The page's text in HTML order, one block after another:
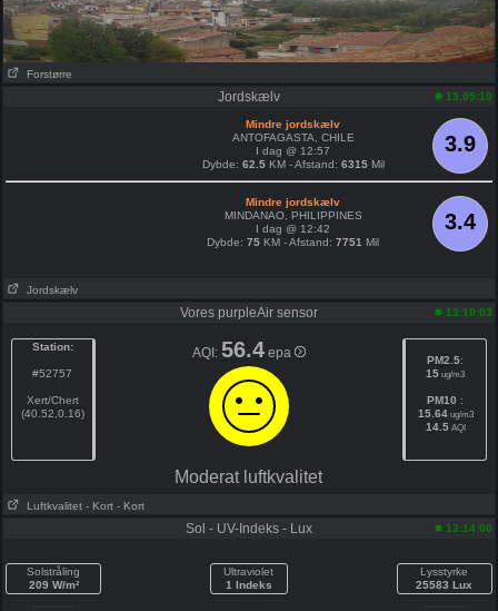
Forstørre
Jordskælv 13:05:10
3.9
Mindre jordskælv
ANTOFAGASTA, CHILE
I dag @ 12:57
Dybde: 62.5KM - Afstand: 6315Mil
3.4
Mindre jordskælv
MINDANAO, PHILIPPINES
I dag @ 12:42
Dybde:75 KM - Afstand:7751 Mil
Jordskælv
Vores purpleAir sensor 13:10:03
Station:
#52757
Xert/Chert
(40.52,0.16)
AQI: 56.4 epa PM2.5:
15 ug/m3
PM10 :
15.64ug/m3
14.5AQI
Moderat luftkvalitet
Luftkvalitet - Kort - Kort
Sol - UV-Indeks - Lux 13:14:00
Solstråling
209 W/m²
Ultraviolet
1 Indeks
Lysstyrke
25583 Lux